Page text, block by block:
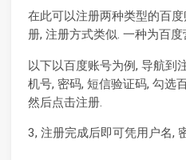
在此可以注册两种类型的百
册, 注册方式类似. 一种为百
以下以百度账号为例, 导航到
机号, 密码, 短信验证码, 勾选
然后点击注册.
3, 注册完成后即可凭用户名,